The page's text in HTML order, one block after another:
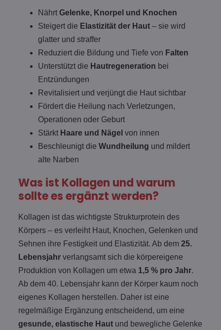
Nährt Gelenke, Knorpel und Knochen
Steigert die Elastizität der Haut – sie wird
glatter und straffer
Reduziert die Bildung und Tiefe von Falten
Unterstützt die Hautregeneration bei
Entzündungen
Revitalisiert und verjüngt die Haut sichtbar
Fördert die Heilung nach Verletzungen,
Operationen oder Geburt
Stärkt Haare und Nägel von innen
Beschleunigt die Wundheilung und mildert
alte Narben
Was ist Kollagen und warum
sollte es ergänzt werden?
Kollagen ist das wichtigste Strukturprotein des
Körpers – es verleiht Haut, Knochen, Gelenken und
Sehnen ihre Festigkeit und Elastizität. Ab dem 25.
Lebensjahr verlangsamt sich die körpereigene
Produktion von Kollagen um etwa 1,5 % pro Jahr.
Ab dem 40. Lebensjahr kann der Körper kaum noch
eigenes Kollagen herstellen. Daher ist eine
regelmäßige Ergänzung entscheidend, um eine
gesunde, elastische Haut und bewegliche Gelenke